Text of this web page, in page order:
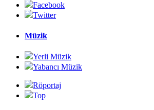
Facebook
Twitter
Müzik
Yerli Müzik
Yabancı Müzik
Röportaj
Top